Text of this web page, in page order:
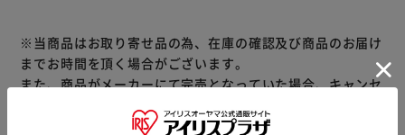
※当商品はお取り寄せ品の為、在庫の確認及び商品のお届け
までお時間を頂く場合がございます。
また、商品がメーカーにて完売となっていた場合、キャンセ
予めご了承くださいますようお願いいたします。